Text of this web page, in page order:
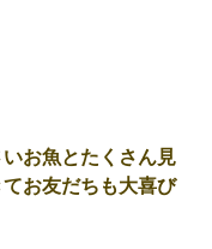
お魚とたくさん見
お友だちも大喜び